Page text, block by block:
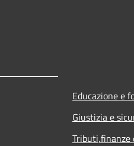
Educazione e
Giustizia e
Tributi,finanze